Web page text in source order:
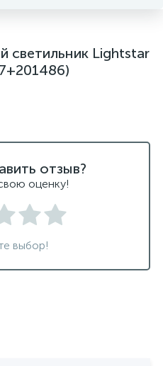
светильник Lightstar
отзыв?
оценку!
выбор!